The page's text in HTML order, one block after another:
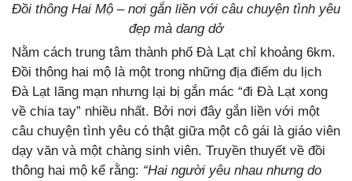
Đồi thông Hai Mộ – nơi gắn liền với câu chuyện tình yêu
đẹp mà dang dở
Nằm cách trung tâm thành phố Đà Lạt chỉ khoảng 6km.
Đồi thông hai mộ là một trong những địa điểm du lịch
Đà Lạt lãng mạn nhưng lại bị gắn mác “đi Đà Lạt xong
về chia tay” nhiều nhất. Bởi nơi đây gắn liền với một
câu chuyện tình yêu có thật giữa một cô gái là giáo viên
dạy văn và một chàng sinh viên. Truyền thuyết về đồi
thông hai mộ kể rằng: “Hai người yêu nhau nhưng do